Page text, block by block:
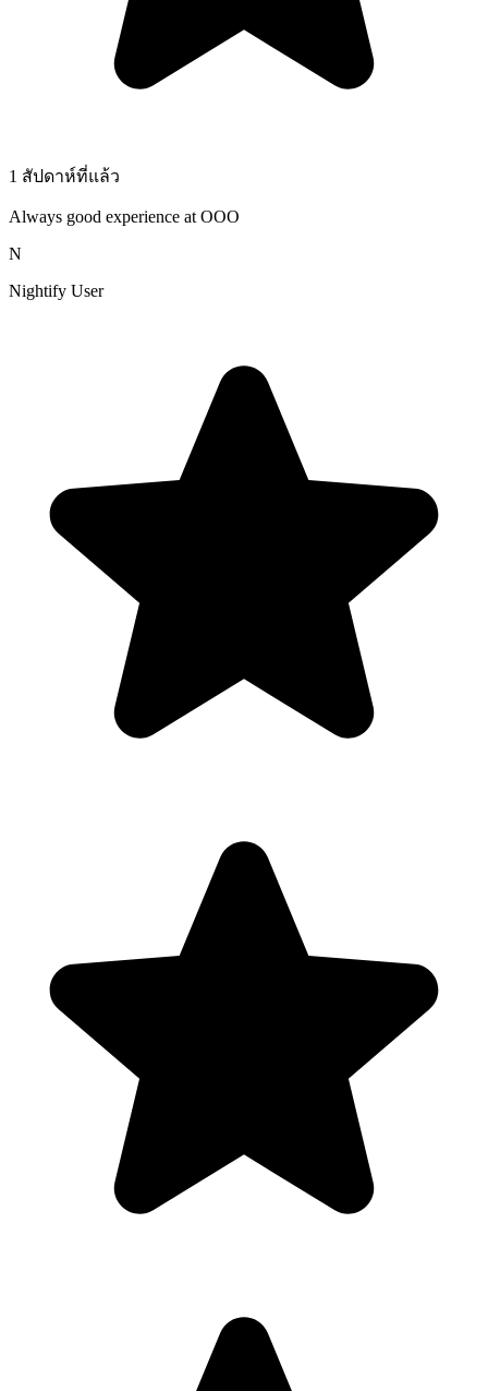
1 สัปดาห์ที่แล้ว
Always good experience at OOO
N
Nightify User